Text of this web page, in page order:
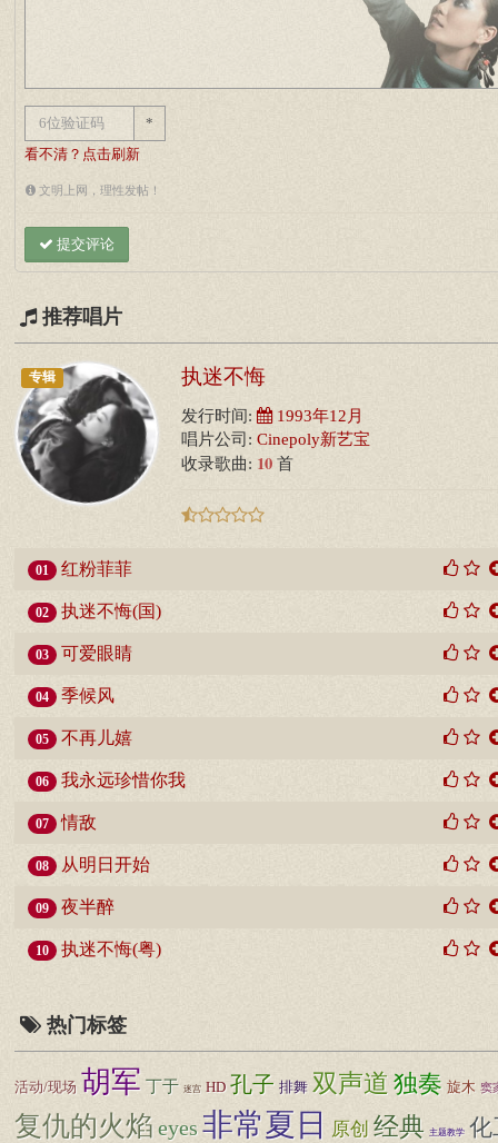
*
看不清？点击刷新
文明上网，理性发帖！
提交评论
推荐唱片
专辑 执迷不悔
发行时间: 1993年12月
唱片公司: Cinepoly新艺宝
收录歌曲: 10 首
01 红粉菲菲
02 执迷不悔(国)
03 可爱眼睛
04 季候风
05 不再儿嬉
06 我永远珍惜你我
07 情敌
08 从明日开始
09 夜半醉
10 执迷不悔(粤)
热门标签
活动/现场 胡军 丁于 迷宫 HD 孔子 排舞 双声道 独奏 旋木 窦
复仇的火焰eyes非常夏日 原创 经典 主题教学 化